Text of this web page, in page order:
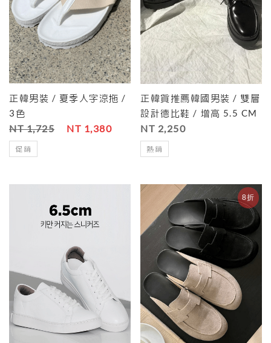
正韓男裝 / 夏季人字涼拖 /
3色
NT 1,725 NT 1,380
促銷
正韓貨推薦韓國男裝 / 雙層
設計德比鞋 / 增高 5.5 CM
NT 2,250
熱銷
8折